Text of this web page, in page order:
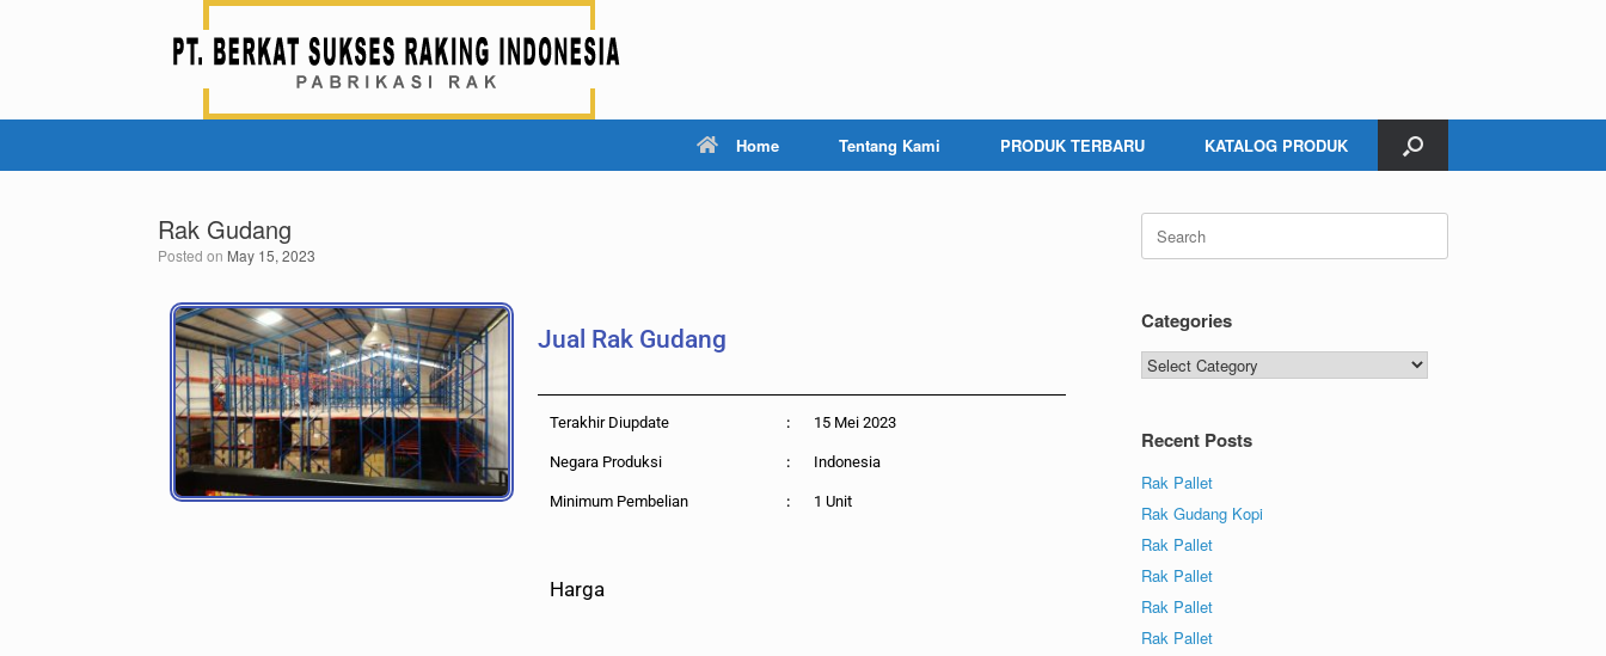
Home Tentang Kami PRODUK TERBARU KATALOG PRODUK
Rak Gudang
Posted on May 15, 2023
Jual Rak Gudang
Terakhir Diupdate
Negara Produksi
Minimum Pembelian
Harga
:
:
:
15 Mei 2023
Indonesia
1 Unit
Categories
Recent Posts
Rak Pallet
Rak Gudang Kopi
Rak Pallet
Rak Pallet
Rak Pallet
Rak Pallet